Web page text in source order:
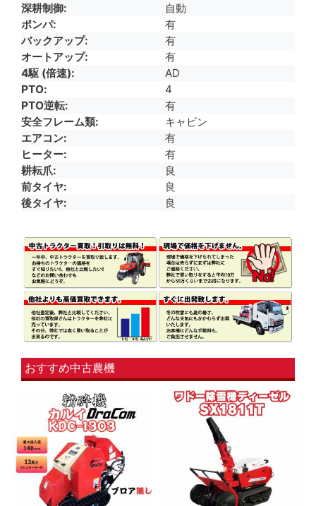
深耕制御
自動
ポンパ
有
バックアップ
有
オートアップ
有
4駆 (倍速)
AD
PTO
4
PTO逆転
有
安全フレーム類
キャビン
エアコン
有
ヒーター
有
耕耘爪
良
前タイヤ
良
後タイヤ
良
おすすめ中古農機